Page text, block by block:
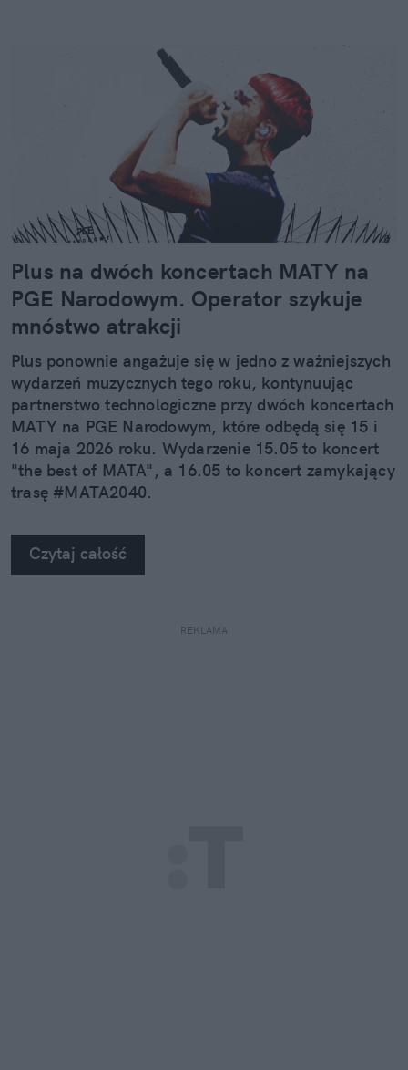
Plus na dwóch koncertach MATY na
PGE Narodowym. Operator szykuje
mnóstwo atrakcji
Plus ponownie angażuje się w jedno z ważniejszych
wydarzeń muzycznych tego roku, kontynuując
partnerstwo technologiczne przy dwóch koncertach
MATY na PGE Narodowym, które odbędą się 15 i
16 maja 2026 roku. Wydarzenie 15.05 to koncert
"the best of MATA", a 16.05 to koncert zamykający
trasę #MATA2040.
Czytaj całość
REKLAMA